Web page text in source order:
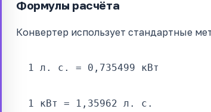
Формулы расчёта
Конвертер использует стандартные
1 л. с. = 0,735499 кВт
1 кВт = 1,35962 л. с.